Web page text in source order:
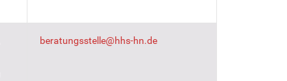
beratungsstelle@hhs-hn.de